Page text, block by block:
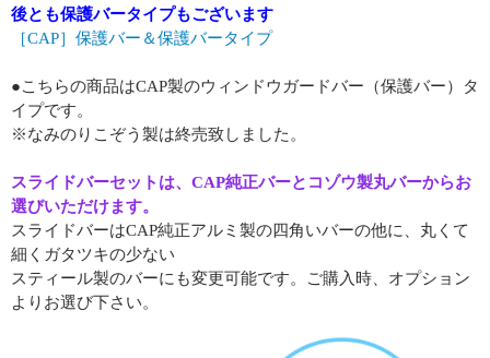
後とも保護バータイプもございます
［CAP］保護バー＆保護バータイプ
●こちらの商品はCAP製のウィンドウガードバー（保護バー）タ
イプです。
※なみのりこぞう製は終売致しました。
スライドバーセットは、CAP純正バーとコゾウ製丸バーからお
選びいただけます。
スライドバーはCAP純正アルミ製の四角いバーの他に、丸くて
細くガタツキの少ない
スティール製のバーにも変更可能です。ご購入時、オプション
よりお選び下さい。